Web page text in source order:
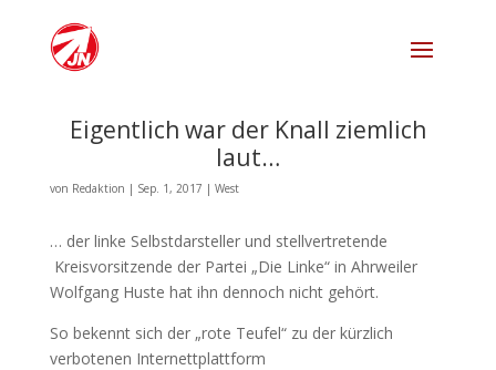
Eigentlich war der Knall ziemlich
laut…
von Redaktion | Sep. 1, 2017 | West
… der linke Selbstdarsteller und stellvertretende
Kreisvorsitzende der Partei „Die Linke“ in Ahrweiler
Wolfgang Huste hat ihn dennoch nicht gehört.
So bekennt sich der „rote Teufel“ zu der kürzlich
verbotenen Internettplattform